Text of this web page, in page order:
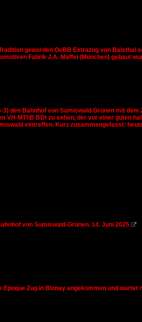
geworden OeBB Extrazug von Balsthal
Fabrik J.A. Maffei (München) gebaut
den Bahnhof von Sumiswald-Grünen mit dem
VH-MThB BDt zu sehen, der vor einer guten
eintreffen. Kurz zusammengefasst:
von Sumiswald-Grünen. 14. Juni 2025 
Zug in Blonay angekommen und wartet